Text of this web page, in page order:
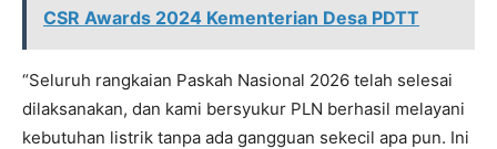
CSR Awards 2024 Kementerian Desa PDTT
“Seluruh rangkaian Paskah Nasional 2026 telah selesai
dilaksanakan, dan kami bersyukur PLN berhasil melayani
kebutuhan listrik tanpa ada gangguan sekecil apa pun. Ini